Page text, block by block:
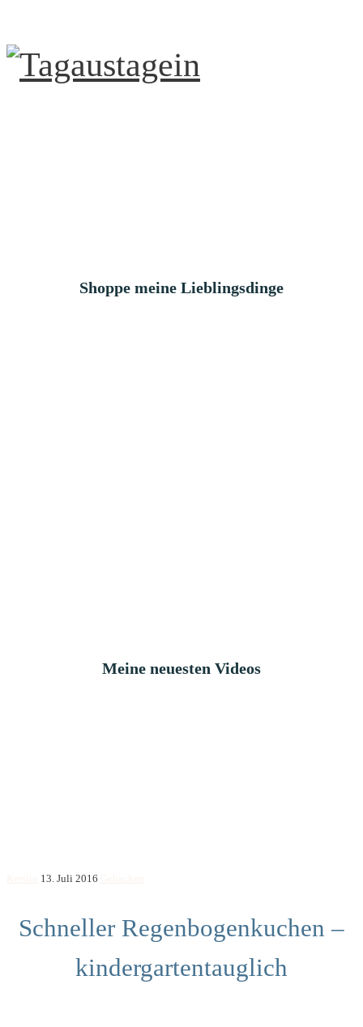
Shoppe meine Lieblingsdinge
Meine neuesten Videos
13. Juli 2016
Schneller Regenbogenkuchen –
kindergartentauglich